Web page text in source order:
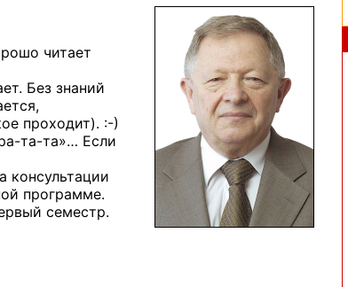
читает
Без знаний
проходит). :-)
та-та»… Если
консультации
программе.
семестр.